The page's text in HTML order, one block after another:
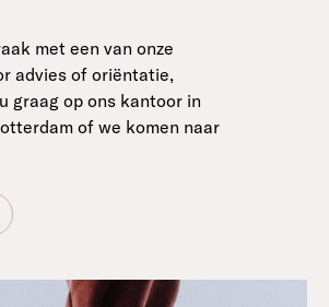
met een van onze
advies of oriëntatie,
graag op ons kantoor in
of we komen naar